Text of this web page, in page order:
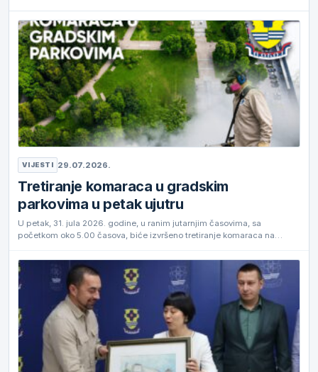
VIJESTI 29.07.2026.
Tretiranje komaraca u gradskim
parkovima u petak ujutru
U petak, 31. jula 2026. godine, u ranim jutarnjim časovima, sa
početkom oko 5.00 časova, biće izvršeno tretiranje komaraca na…